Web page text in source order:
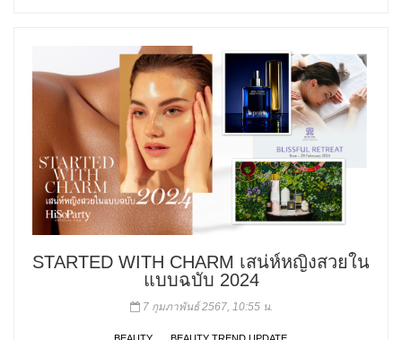
STARTED WITH CHARM เสน่ห์หญิงสวยใน
แบบฉบับ 2024
7 กุมภาพันธ์ 2567, 10:55 น.